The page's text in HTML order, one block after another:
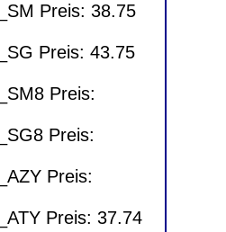
Preis: 38.75
Preis: 43.75
Preis:
Preis:
Preis:
Preis: 37.74